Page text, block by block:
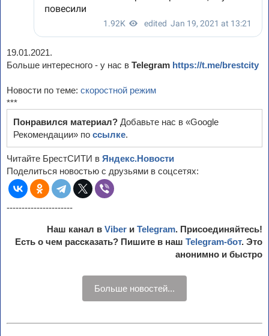
19.01.2021.
Больше интересного - у нас в Telegram https://t.me/brestcity
Новости по теме: скоростной режим
***
Понравился материал? Добавьте нас в «Google
Рекомендации» по ссылке.
Читайте БрестСИТИ в Яндекс.Новости
Поделиться новостью с друзьями в соцсетях:
----------------------
Наш канал в Viber и Telegram. Присоединяйтесь!
Есть о чем рассказать? Пишите в наш Telegram-бот. Это
анонимно и быстро
Больше новостей...